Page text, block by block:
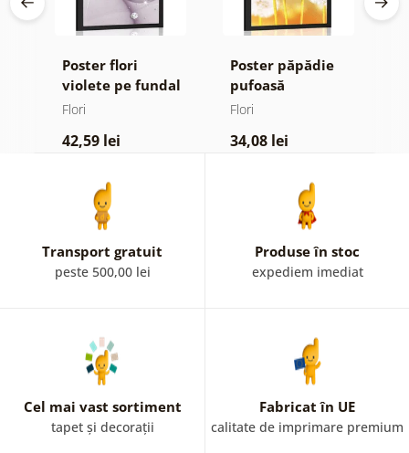
Poster flori
violete pe fundal
abstract
Flori
42,59 lei
Poster păpădie
pufoasă
Flori
34,08 lei
Transport gratuit
peste 500,00 lei
Produse în stoc
expediem imediat
Cel mai vast sortiment
tapet și decorații
Fabricat în UE
calitate de imprimare premium